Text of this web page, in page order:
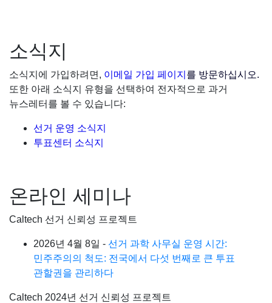
소식지
소식지에 가입하려면, 이메일 가입 페이지 를 방문하십시오.
또한 아래 소식지 유형을 선택하여 전자적으로 과거
뉴스레터를 볼 수 있습니다:
선거 운영 소식지
투표센터 소식지
온라인 세미나
Caltech 선거 신뢰성 프로젝트
2026년 4월 8일 - 선거 과학 사무실 운영 시간:
민주주의의 척도: 전국에서 다섯 번째로 큰 투표
관할권을 관리하다
Caltech 2024년 선거 신뢰성 프로젝트